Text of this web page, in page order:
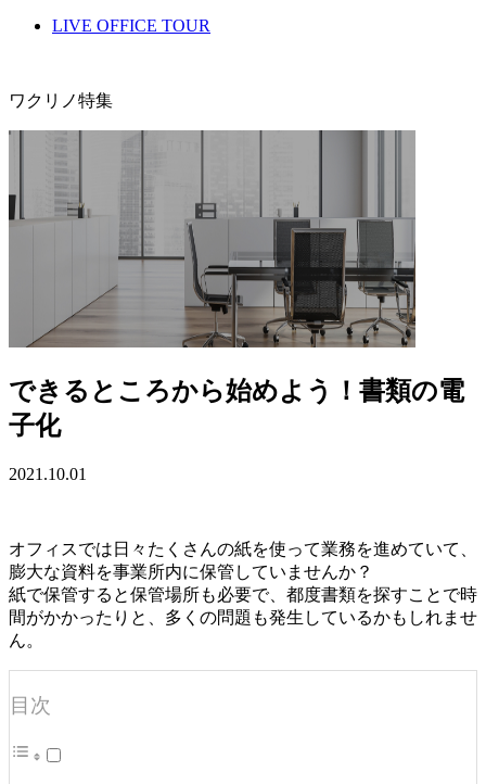
LIVE OFFICE TOUR
ワクリノ特集
できるところから始めよう！書類の電
子化
2021.10.01
オフィスでは日々たくさんの紙を使って業務を進めていて、
膨大な資料を事業所内に保管していませんか？
紙で保管すると保管場所も必要で、都度書類を探すことで時
間がかかったりと、多くの問題も発生しているかもしれませ
ん。
目次